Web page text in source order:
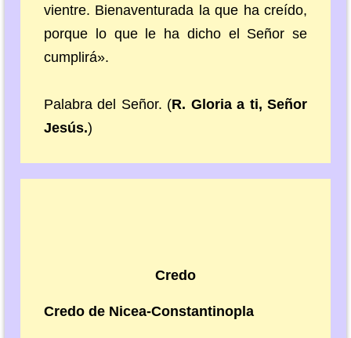
vientre. Bienaventurada la que ha creído,
porque lo que le ha dicho el Señor se
cumplirá».
Palabra del Señor. (R. Gloria a ti, Señor
Jesús.)
Credo
Credo de Nicea-Constantinopla